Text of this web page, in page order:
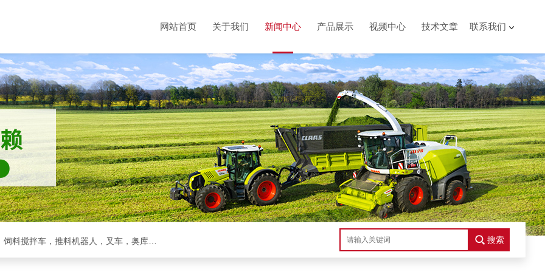
网站首页 关于我们 新闻中心 产品展示 视频中心 技术文章 联系我们
克拉斯全系，收割机，青储机，拖拉机，方包裹包机，饲料搅拌车，推料机器人，叉车，奥库裹包机 搜索